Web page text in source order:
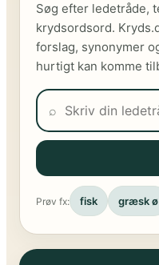
Søg efter ledetråde,
krydsordsord.
forslag, synonymer
hurtigt kan komme
⌕
Prøv fx: fisk græsk ø